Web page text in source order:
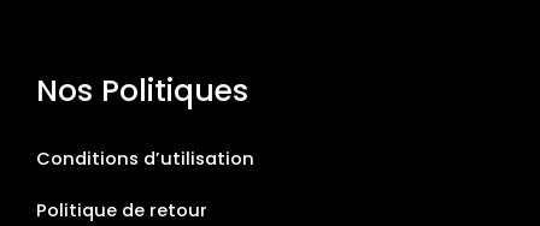
Nos Politiques
Conditions d’utilisation
Politique de retour